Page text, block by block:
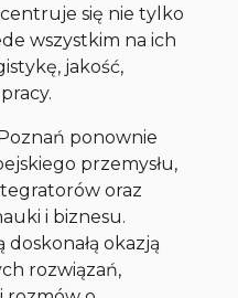
się nie tylko
wszystkim na ich
jakość,
Poznań ponownie
przemysłu,
oraz
i biznesu.
okazją
rozwiązań,